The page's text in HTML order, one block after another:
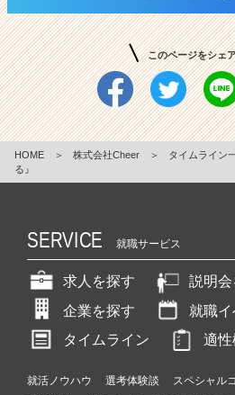
このページをシェ
HOME ＞ 株式会社Cheer ＞ タイムライン
る』
SERVICE 就職サービス
求人を探す
説明
企業を探す
就職
タイムライン
適性
就活ノウハウ 選考体験談 スペシャル